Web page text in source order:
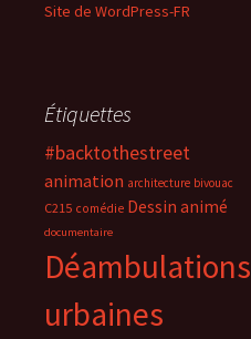
Site de WordPress-FR
Étiquettes
#backtothestreet
animation architecture bivouac
C215 comédie Dessin animé
documentaire
Déambulations
urbaines